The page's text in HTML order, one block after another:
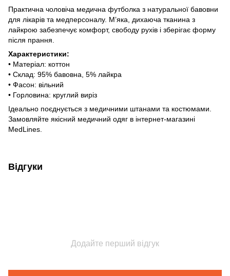
Практична чоловіча медична футболка з натуральної бавовни
для лікарів та медперсоналу. М’яка, дихаюча тканина з
лайкрою забезпечує комфорт, свободу рухів і зберігає форму
після прання.
Характеристики:
• Матеріал: коттон
• Склад: 95% бавовна, 5% лайкра
• Фасон: вільний
• Горловина: круглий виріз
Ідеально поєднується з медичними штанами та костюмами.
Замовляйте якісний медичний одяг в інтернет-магазині
MedLines.
Відгуки
Додайте перший відгук